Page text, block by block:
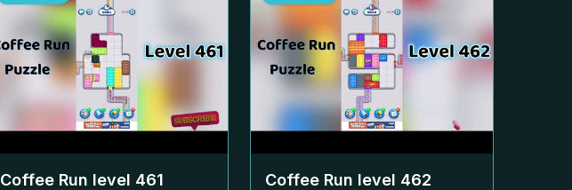
Coffee Run level 461 Coffee Run level 462